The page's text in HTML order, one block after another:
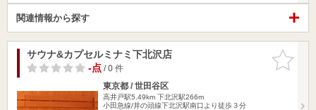
関連情報から探す
お気に入
りに追加
サウナ&カプセルミナミ下北沢店
-点/ 0 件
東京都 / 世田谷区
高井戸駅5.49km 下北沢駅266m
小田急線/井の頭線下北沢駅南口より徒歩３分